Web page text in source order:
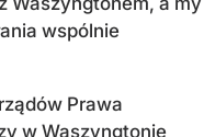
wspólnie
Prawa
w Waszyngtonie